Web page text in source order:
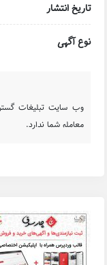
تاریخ انتشار
نوع آگهی
وب سایت تبلیغات
معامله شما ندارد.